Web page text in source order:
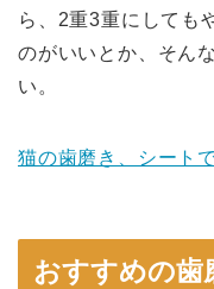
ら、2重3重にしても
のがいいとか、そん
い。
猫の歯磨き、シート
おすすめの歯